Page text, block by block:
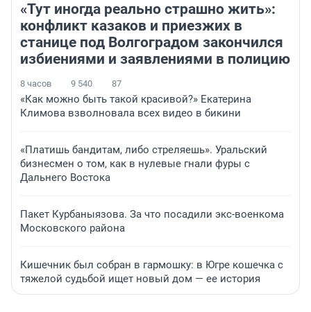
«Тут иногда реально страшно жить»:
конфликт казаков и приезжих в
станице под Волгоградом закончился
избиениями и заявлениями в полицию
8 часов 9 540 87
«Как можно быть такой красивой?» Екатерина
Климова взволновала всех видео в бикини
«Платишь бандитам, либо стреляешь». Уральский
бизнесмен о том, как в нулевые гнали фуры с
Дальнего Востока
Пакет Курбаныязова. За что посадили экс-военкома
Московского района
Кишечник был собран в гармошку: в Югре кошечка с
тяжелой судьбой ищет новый дом — ее история